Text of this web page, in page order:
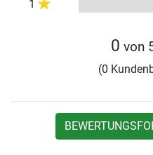
1
0 von
(0